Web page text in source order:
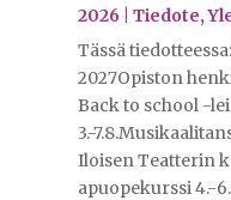
2026| Tiedote,
Tässä
2027Opiston
Back to school -
3.-
Iloisen Teatterin
apuopekurssi 4.-